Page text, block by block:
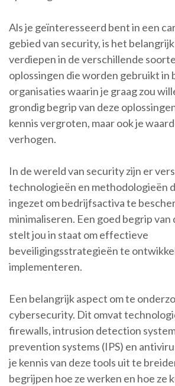
Als je geïnteresseerd bent in een
gebied van security, is het
verdiepen in de verschillende
oplossingen die worden gebruikt in
organisaties waarin je graag zou
grondig begrip van deze
kennis vergroten, maar ook je
verhogen.
In de wereld van security zijn er
technologieën en methodologieën
ingezet om bedrijfsactiva te
minimaliseren. Een goed begrip van
stelt jou in staat om effectieve
beveiligingsstrategieën te
implementeren.
Een belangrijk aspect om te
cybersecurity. Dit omvat
firewalls, intrusion detection
prevention systems (IPS) en
je kennis van deze tools uit te
begrijpen hoe ze werken en hoe ze